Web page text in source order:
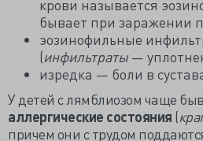
крови называется
бывает при заражении
эозинофильные
(инфильтраты—
изредка — боли в
У детей с лямблиозом чаще
аллергические состояния (
причем они с трудом